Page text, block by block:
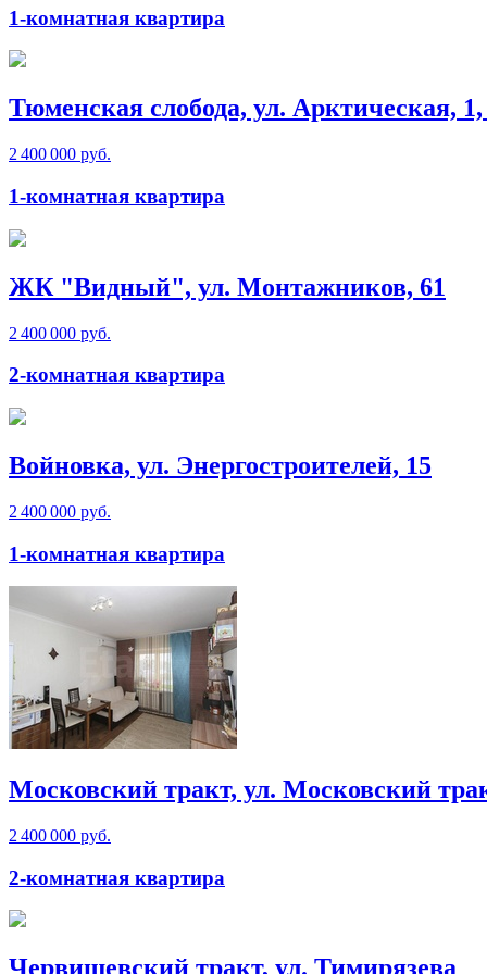
1-комнатная квартира
Тюменская слобода, ул. Арктическая,
2 400 000 руб.
1-комнатная квартира
ЖК "Видный", ул. Монтажников, 61
2 400 000 руб.
2-комнатная квартира
Войновка, ул. Энергостроителей, 15
2 400 000 руб.
1-комнатная квартира
Московский тракт, ул. Московский
2 400 000 руб.
2-комнатная квартира
Червишевский тракт, ул. Тимирязева